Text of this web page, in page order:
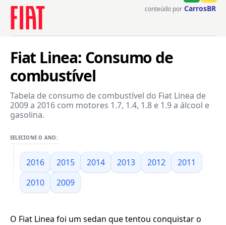
conteúdo por CarrosBR
Fiat Linea: Consumo de
combustível
Tabela de consumo de combustível do Fiat Linea de
2009 a 2016 com motores 1.7, 1.4, 1.8 e 1.9 a álcool e
gasolina.
SELECIONE O ANO:
2016 2015 2014 2013 2012
2011
2010
2009
O Fiat Linea foi um sedan que tentou conquistar o